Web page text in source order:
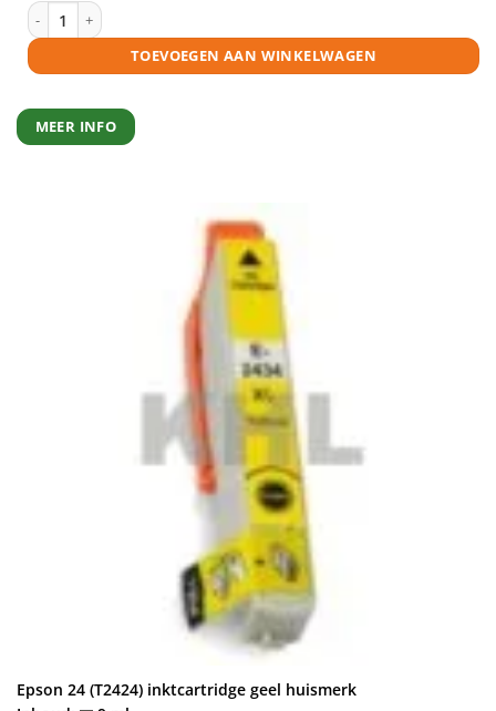
Epson 24 (T2425) inktcartridge licht cyaan huismerk aantal
TOEVOEGEN AAN WINKELWAGEN
MEER INFO
Epson 24 (T2424) inktcartridge geel huismerk